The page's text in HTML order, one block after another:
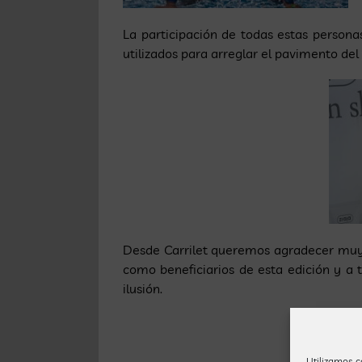
La participación de todas estas
utilizados para arreglar el pavimento del
Desde Carrilet queremos agradecer
como beneficiarios de esta edición y a
ilusión.